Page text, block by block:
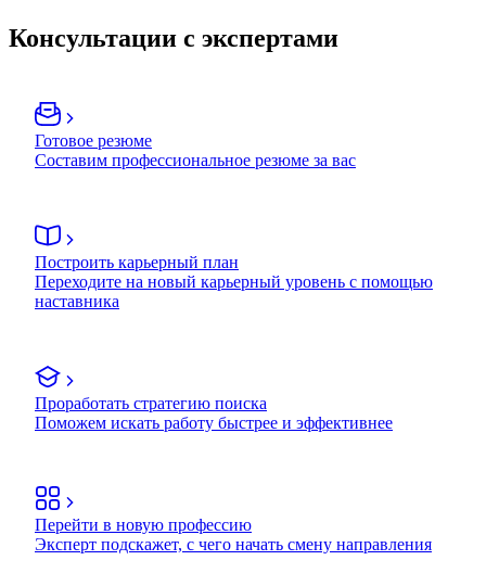
Консультации с экспертами
Готовое резюме
Составим профессиональное резюме за вас
Построить карьерный план
Переходите на новый карьерный уровень с помощью
наставника
Проработать стратегию поиска
Поможем искать работу быстрее и эффективнее
Перейти в новую профессию
Эксперт подскажет, с чего начать смену направления